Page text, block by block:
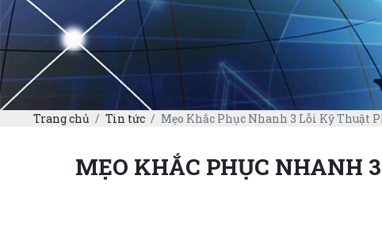
Trang chủ Tin tức Mẹo Khắc Phục Nhanh 3 Lỗi Kỹ Thuật
MẸO KHẮC PHỤC NHANH